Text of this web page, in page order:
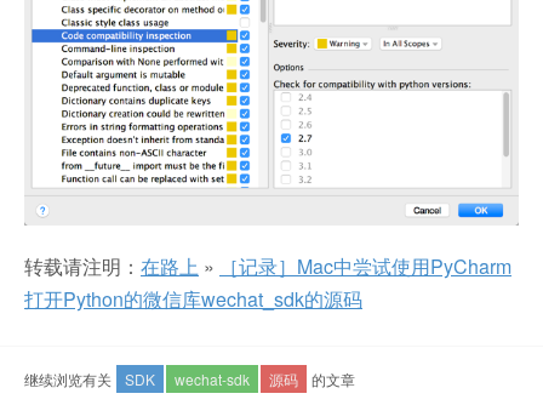
转载请注明： 在路上 »
［记录］Mac中尝试使用PyCharm
打开Python的微信库wechat_sdk的源码
继续浏览有关 SDK wechat-sdk 源码 的文章